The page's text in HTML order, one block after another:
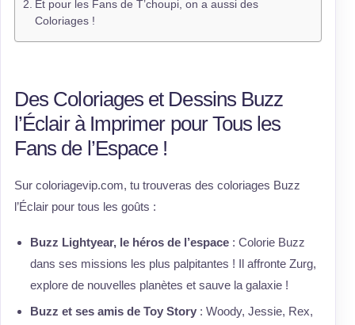
Et pour les Fans de T’choupi, on a aussi des
Coloriages !
Des Coloriages et Dessins Buzz
l’Éclair à Imprimer pour Tous les
Fans de l’Espace !
Sur coloriagevip.com, tu trouveras des coloriages Buzz
l’Éclair pour tous les goûts :
Buzz Lightyear, le héros de l’espace : Colorie Buzz
dans ses missions les plus palpitantes ! Il affronte Zurg,
explore de nouvelles planètes et sauve la galaxie !
Buzz et ses amis de Toy Story : Woody, Jessie, Rex,